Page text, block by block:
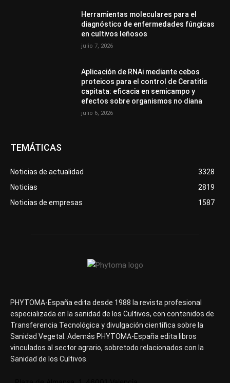
Herramientas moleculares para el
diagnóstico de enfermedades fúngicas
en cultivos leñosos
julio 7, 2026
Aplicación de RNAi mediante cebos
proteicos para el control de Ceratitis
capitata: eficacia en semicampo y
efectos sobre organismos no diana
julio 6, 2026
TEMÁTICAS
Noticias de actualidad
3328
Noticias
2819
Noticias de empresas
1587
PHYTOMA-España edita desde 1988 la revista profesional
especializada en la sanidad de los Cultivos, con contenidos de
Transferencia Tecnológica y divulgación científica sobre la
Sanidad Vegetal. Además PHYTOMA-España edita libros
vinculados al sector agrario, sobretodo relacionados con la
Sanidad de los Cultivos.